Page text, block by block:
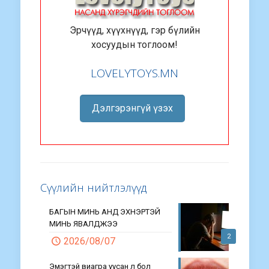
Эрчүүд, хүүхнүүд, гэр бүлийн
хосуудын тоглоом!
LOVELYTOYS.MN
Дэлгэрэнгүй үзэх
Сүүлийн нийтлэлүүд
2
БАГЫН МИНЬ АНД ЭХНЭРТЭЙ
МИНЬ ЯВАЛДЖЭЭ
2026/08/07
Эмэгтэй виагра уусан л бол